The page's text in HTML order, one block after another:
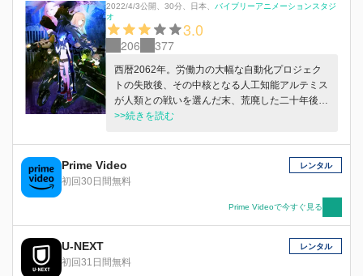
2022/4/3公開 30分 日本
バイブリーアニメーションスタジ
オ
3.0
206 377
西暦2062年。労働力の大幅な自動化プロジェク
トの失敗後、その中核となる人工知能アルテミス
が人類との戦いを選んだ末、荒廃した二十年後の
地球。とある基地の地下研究施設で、ひとりの少
３人の生き残りのうちのひとりであった。しかし
彼女には以前の記憶がない。そんなエンプレスに
平和構築軍の大佐は告げる。エンプレスには、現
レベーターを完成前に破壊する使命があること
を。完成すれば月で大量生産中の巨大機械軍が大
挙して地球へやってくるからだ。だが、その行く
手を仲間であったはずのデッドマスターやストレ
ングス、アルテミスの手先である無人軍隊やカル
>>続きを読む
Prime Video
初回30日間無料
レンタル
Prime Videoで今すぐ見る
U-NEXT
初回31日間無料
レンタル